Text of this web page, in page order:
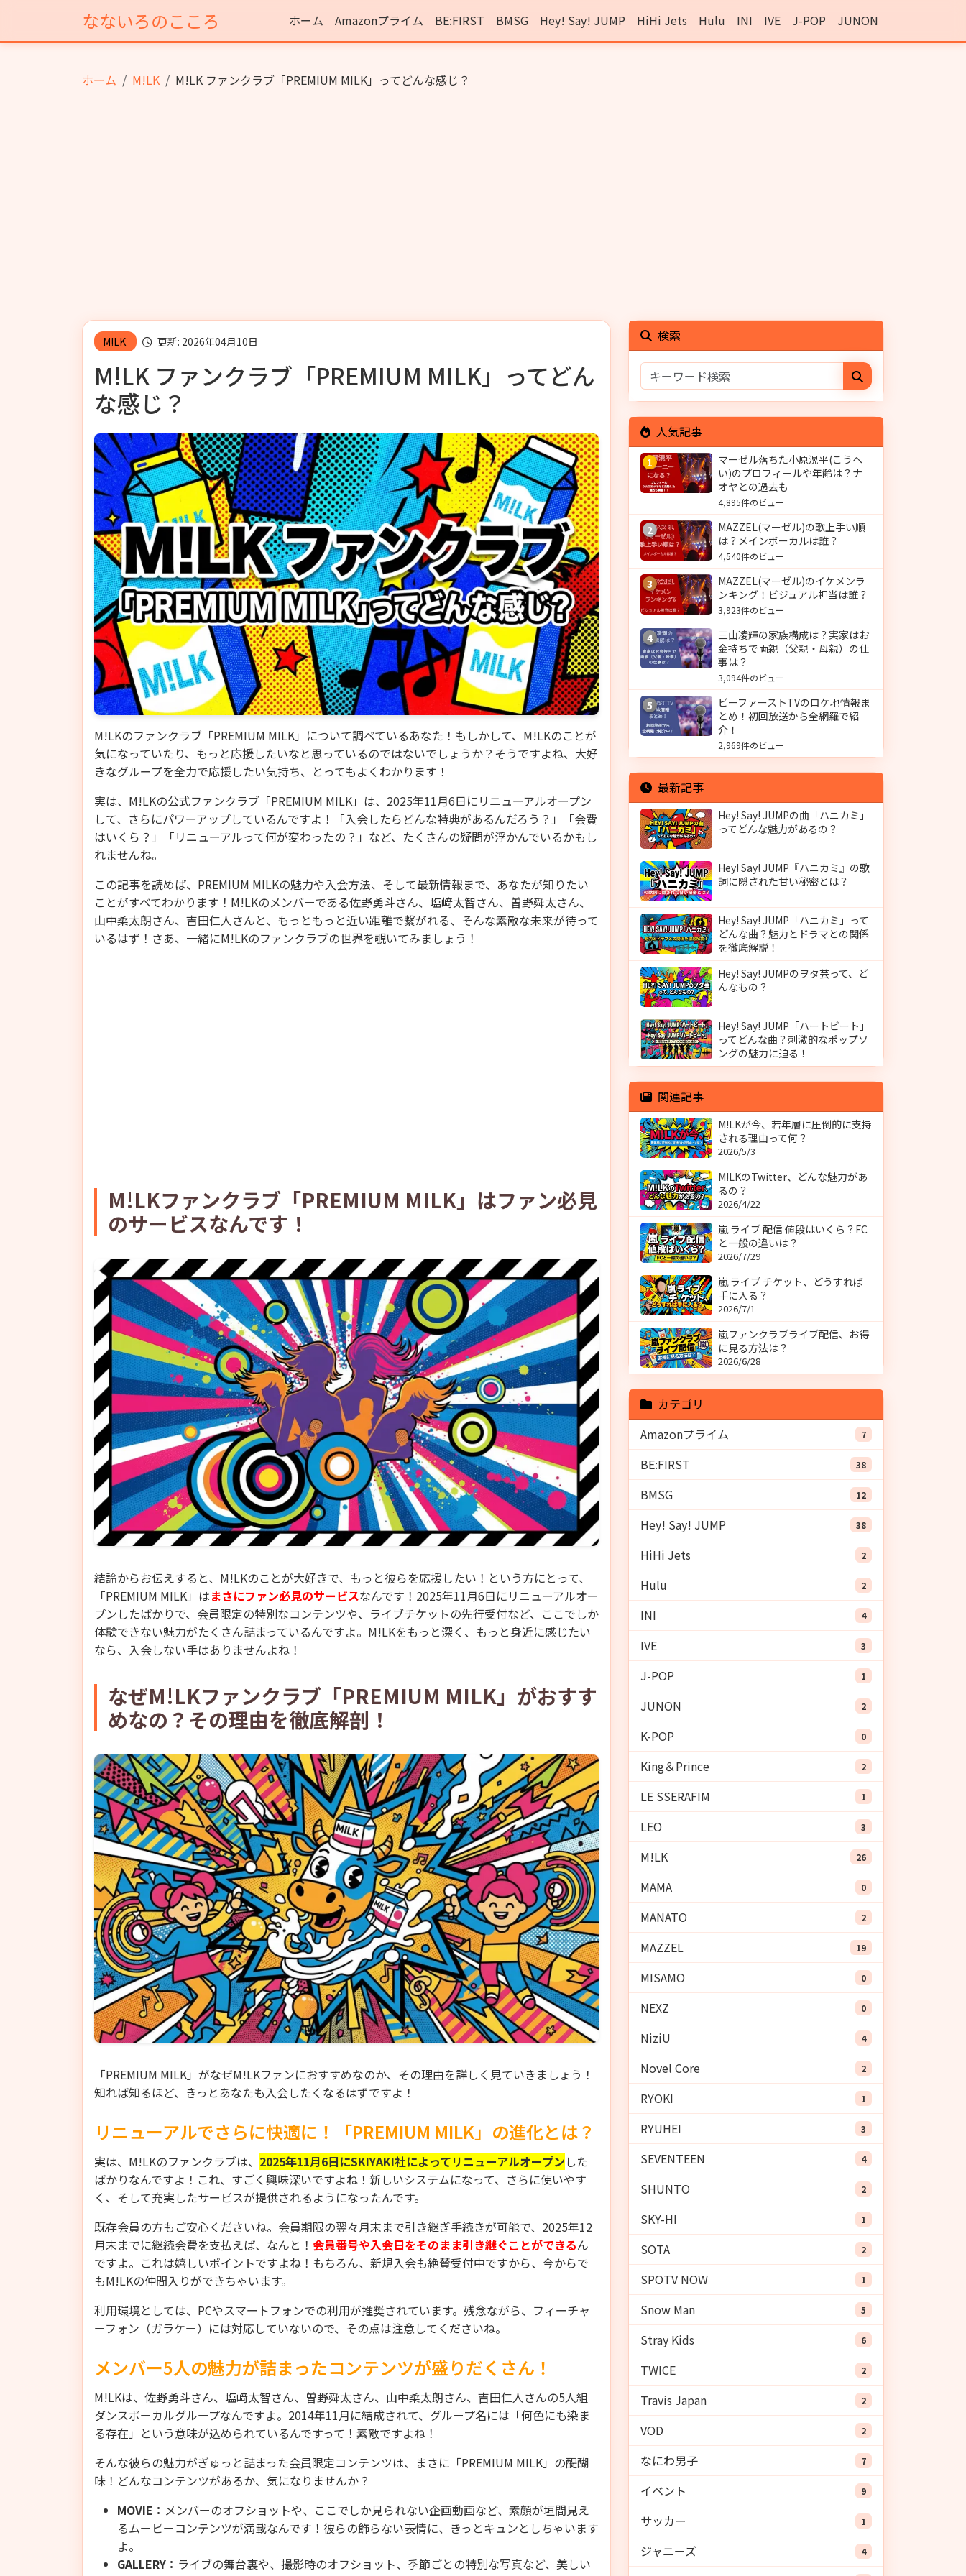
なないろのこころ ホーム Amazonプライム BE:FIRST BMSG Hey! Say! JUMP HiHi Jets Hulu INI IVE J-POP JUNON
ホーム M!LK M!LK ファンクラブ「PREMIUM MILK」ってどんな感じ？
M!LK 更新: 2026年04月10日
M!LK ファンクラブ「PREMIUM MILK」ってどん
な感じ？
M!LKのファンクラブ「PREMIUM MILK」について調べているあなた！もしかして、M!LKのことが
気になっていたり、もっと応援したいなと思っているのではないでしょうか？そうですよね、大好
きなグループを全力で応援したい気持ち、とってもよくわかります！
実は、M!LKの公式ファンクラブ「PREMIUM MILK」は、2025年11月6日にリニューアルオープン
して、さらにパワーアップしているんですよ！「入会したらどんな特典があるんだろう？」「会費
はいくら？」「リニューアルって何が変わったの？」など、たくさんの疑問が浮かんでいるかもし
れませんね。
この記事を読めば、PREMIUM MILKの魅力や入会方法、そして最新情報まで、あなたが知りたい
ことがすべてわかります！M!LKのメンバーである佐野勇斗さん、塩﨑太智さん、曽野舜太さん、
山中柔太朗さん、吉田仁人さんと、もっともっと近い距離で繋がれる、そんな素敵な未来が待って
いるはず！さあ、一緒にM!LKのファンクラブの世界を覗いてみましょう！
M!LKファンクラブ「PREMIUM MILK」はファン必見
のサービスなんです！
結論からお伝えすると、M!LKのことが大好きで、もっと彼らを応援したい！という方にとって、
「PREMIUM MILK」はまさにファン必見のサービスなんです！2025年11月6日にリニューアルオー
プンしたばかりで、会員限定の特別なコンテンツや、ライブチケットの先行受付など、ここでしか
体験できない魅力がたくさん詰まっているんですよ。M!LKをもっと深く、もっと身近に感じたい
なら、入会しない手はありませんよね！
なぜM!LKファンクラブ「PREMIUM MILK」がおすす
めなの？その理由を徹底解剖！
「PREMIUM MILK」がなぜM!LKファンにおすすめなのか、その理由を詳しく見ていきましょう！
知れば知るほど、きっとあなたも入会したくなるはずですよ！
リニューアルでさらに快適に！「PREMIUM MILK」の進化とは？
実は、M!LKのファンクラブは、 2025年11月6日にSKIYAKI社によってリニューアルオープンした
ばかりなんですよ！これ、すごく興味深いですよね！新しいシステムになって、さらに使いやす
く、そして充実したサービスが提供されるようになったんです。
既存会員の方もご安心くださいね。会員期限の翌々月末まで引き継ぎ手続きが可能で、2025年12
月末までに継続会費を支払えば、なんと！ 会員番号や入会日をそのまま引き継ぐことができるん
ですよ。これは嬉しいポイントですよね！もちろん、新規入会も絶賛受付中ですから、今からで
もM!LKの仲間入りができちゃいます。
利用環境としては、PCやスマートフォンでの利用が推奨されています。残念ながら、フィーチャ
ーフォン（ガラケー）には対応していないので、その点は注意してくださいね。
メンバー5人の魅力が詰まったコンテンツが盛りだくさん！
M!LKは、佐野勇斗さん、塩﨑太智さん、曽野舜太さん、山中柔太朗さん、吉田仁人さんの5人組
ダンスボーカルグループなんですよ。2014年11月に結成されて、グループ名には「何色にも染ま
る存在」という意味が込められているんですって！素敵ですよね！
そんな彼らの魅力がぎゅっと詰まった会員限定コンテンツは、まさに「PREMIUM MILK」の醍醐
味！どんなコンテンツがあるか、気になりませんか？
MOVIE： メンバーのオフショットや、ここでしか見られない企画動画など、素顔が垣間見え
るムービーコンテンツが満載なんです！彼らの飾らない表情に、きっとキュンとしちゃいます
よ。
GALLERY： ライブの舞台裏や、撮影時のオフショット、季節ごとの特別な写真など、美しい
検索
人気記事
1
マーゼル落ちた小原滉平(こうへ
い)のプロフィールや年齢は？ナ
オヤとの過去も
4,895件のビュー
2
MAZZEL(マーゼル)の歌上手い順
は？メインボーカルは誰？
4,540件のビュー
3
MAZZEL(マーゼル)のイケメンラ
ンキング！ビジュアル担当は誰？
3,923件のビュー
4
三山凌輝の家族構成は？実家はお
金持ちで両親（父親・母親）の仕
事は？
3,094件のビュー
5
ビーファーストTVのロケ地情報ま
とめ！初回放送から全網羅で紹
介！
2,969件のビュー
最新記事
Hey! Say! JUMPの曲「ハニカミ」
ってどんな魅力があるの？
Hey! Say! JUMP『ハニカミ』の歌
詞に隠された甘い秘密とは？
Hey! Say! JUMP「ハニカミ」って
どんな曲？魅力とドラマとの関係
を徹底解説！
Hey! Say! JUMPのヲタ芸って、ど
んなもの？
Hey! Say! JUMP「ハートビート」
ってどんな曲？刺激的なポップソ
ングの魅力に迫る！
関連記事
M!LKが今、若年層に圧倒的に支持
される理由って何？
2026/5/3
M!LKのTwitter、どんな魅力があ
るの？
2026/4/22
嵐 ライブ 配信 値段はいくら？FC
と一般の違いは？
2026/7/29
嵐 ライブ チケット、どうすれば
手に入る？
2026/7/1
嵐ファンクラブライブ配信、お得
に見る方法は？
2026/6/28
カテゴリ
Amazonプライム
7
BE:FIRST 38
BMSG 12
Hey! Say! JUMP 38
HiHi Jets 2
Hulu 2
INI 4
IVE 3
J-POP 1
JUNON 2
K-POP 0
King＆Prince 2
LE SSERAFIM 1
LEO 3
M!LK 26
MAMA 0
MANATO 2
MAZZEL 19
MISAMO 0
NEXZ 0
NiziU 4
Novel Core 2
RYOKI 1
RYUHEI 3
SEVENTEEN 4
SHUNTO 2
SKY-HI 1
SOTA 2
SPOTV NOW 1
Snow Man 5
Stray Kids 6
TWICE 2
Travis Japan 2
VOD 2
なにわ男子 7
イベント 9
サッカー 1
ジャニーズ 4